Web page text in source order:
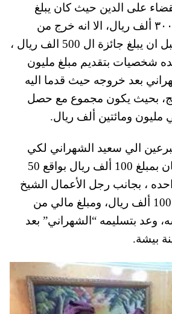
على الدين حيث كان يبلغ
والذي يبلغ أكثر من ٣٠٠ ألف ريال، الا انه خرج من
برنامج زد رصيدك قبل ان يبلغ جائزة ال 500 الف ريال ،
شخصيات بتقديم مبلغ مليون
بعد خروجه حيث قدما اليه
بحيث يكون مجموع مع حصل
مليون ومائتين ألف ريال.
الي سعيد الشهراني لكي
يسدد دينه هم سيدتان بمبلغ 100 ألف ريال بواقع 50
، بجانب رجل الأعمال الشيخ
صالح الغامدي مبلغ 100 ألف ريال، ومبلغ مالي من
وعد بتسليمه “الشهراني” بعد
بيشة.